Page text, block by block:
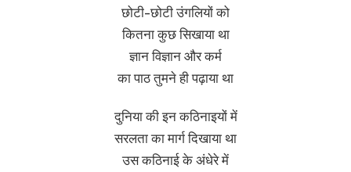
छोटी-छोटी उंगलियों को
कितना कुछ सिखाया था
ज्ञान विज्ञान और कर्म
का पाठ तुमने ही पढ़ाया था
दुनिया की इन कठिनाइयों में
सरलता का मार्ग दिखाया था
उस कठिनाई के अंधेरे में